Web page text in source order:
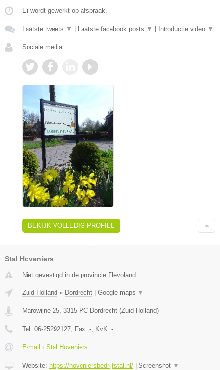
Er wordt gewerkt op afspraak.
Laatste tweets ▼ Laatste facebook posts ▼ Introductie video ▼
Sociale media:
BEKIJK VOLLEDIG PROFIEL
Stal Hoveniers
Niet gevestigd in de provincie Flevoland.
Zuid-Holland » Dordrecht Google maps ▼
Marowijne 25, 3315 PC Dordrecht (Zuid-Holland)
Tel: 06-25292127, Fax: -, KvK: -
E-mail › Stal Hoveniers
Website: https://hoveniersbedrijfstal.nl/ Screenshot ▼